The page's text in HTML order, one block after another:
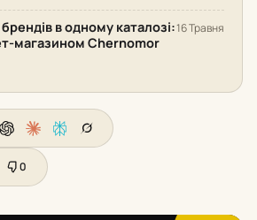
в одному каталозі:
магазином Chernomor
16 Травня
0